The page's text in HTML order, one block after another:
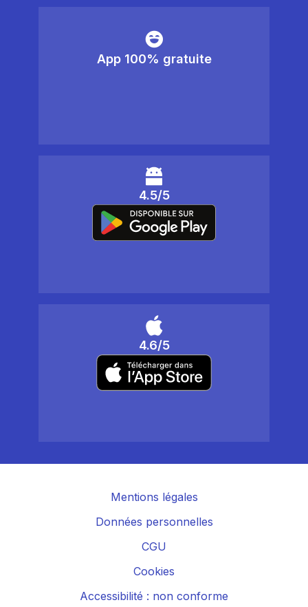
App 100% gratuite
4.5/5
4.6/5
Mentions légales
Données personnelles
CGU
Cookies
Accessibilité : non conforme